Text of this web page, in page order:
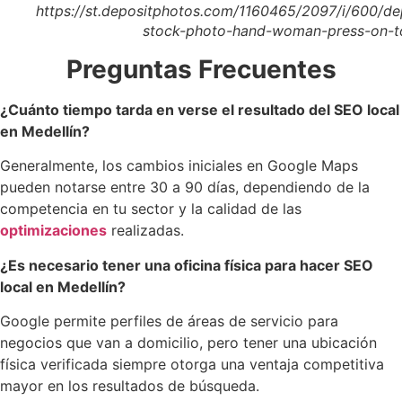
https://st.depositphotos.com/1160465/2097/i/600/
stock-photo-hand-woman-press-on-
Preguntas Frecuentes
¿Cuánto tiempo tarda en verse el resultado del SEO local
en Medellín?
Generalmente, los cambios iniciales en Google Maps
pueden notarse entre 30 a 90 días, dependiendo de la
competencia en tu sector y la calidad de las
optimizaciones realizadas.
¿Es necesario tener una oficina física para hacer SEO
local en Medellín?
Google permite perfiles de áreas de servicio para
negocios que van a domicilio, pero tener una ubicación
física verificada siempre otorga una ventaja competitiva
mayor en los resultados de búsqueda.